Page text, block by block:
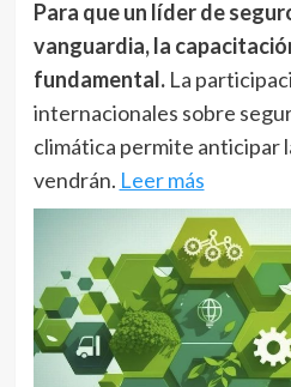
Para que un líder de
vanguardia, la
fundamental.La
internacionales sobre
climática permite anticipar
vendrán. Leer más